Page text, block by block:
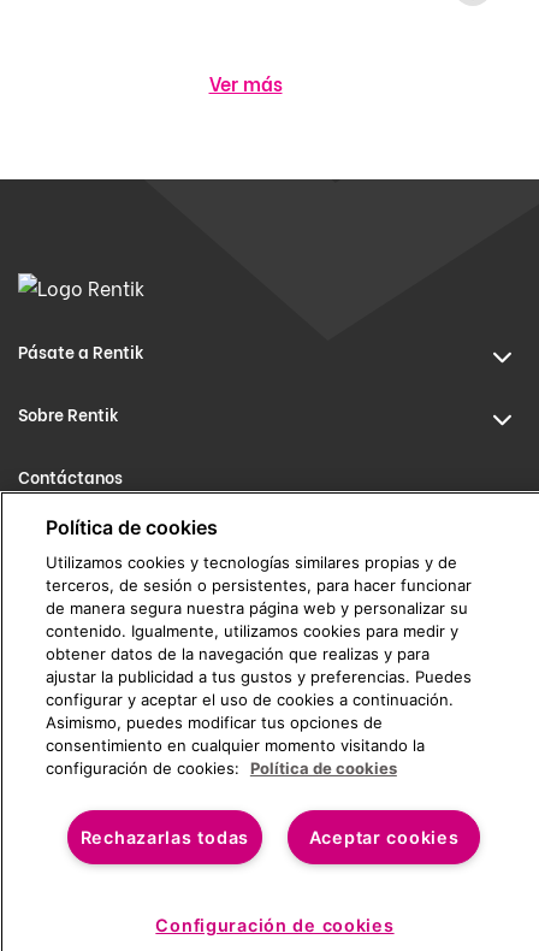
No disponible
Ver más
Pásate a Rentik
Sobre Rentik
Contáctanos
info@rentik.com
911 675 606
Política de cookies
Utilizamos cookies y tecnologías similares propias y de
terceros, de sesión o persistentes, para hacer funcionar
de manera segura nuestra página web y personalizar su
contenido. Igualmente, utilizamos cookies para medir y
obtener datos de la navegación que realizas y para
ajustar la publicidad a tus gustos y preferencias. Puedes
configurar y aceptar el uso de cookies a continuación.
Asimismo, puedes modificar tus opciones de
consentimiento en cualquier momento visitando la
configuración de cookies:
Política de cookies
Aceptar cookies
Rechazarlas todas
Configuración de cookies